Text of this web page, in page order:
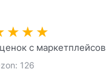
★ ★ ★
с маркетплейсов
126